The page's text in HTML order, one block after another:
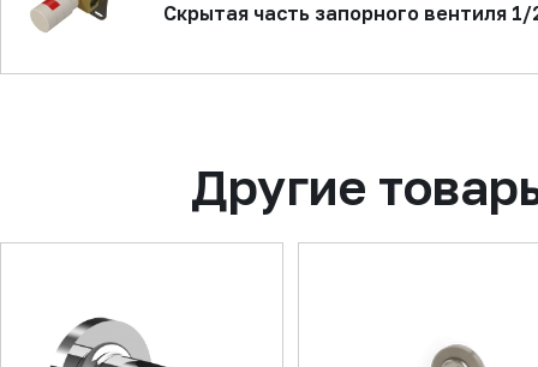
Скрытая часть запорного вентиля 1/
Другие